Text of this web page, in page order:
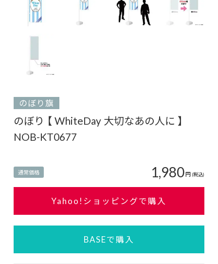
のぼり旗
のぼり 【 WhiteDay 大切なあの人に 】
NOB-KT0677
通常価格 1,980円 (税込)
Yahoo!ショッピングで購入
BASEで購入